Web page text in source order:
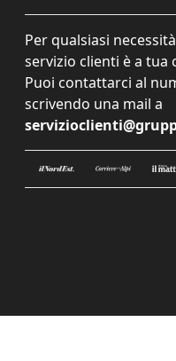
Per qualsiasi
servizio clienti è a tua
Puoi contattarci al
scrivendo una mail a